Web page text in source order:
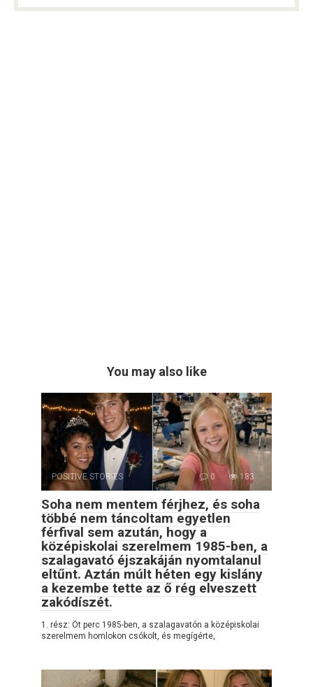
You may also like
POSITIVE STORIES 0 183
Soha nem mentem férjhez, és soha
többé nem táncoltam egyetlen
férfival sem azután, hogy a
középiskolai szerelmem 1985-ben, a
szalagavató éjszakáján nyomtalanul
eltűnt. Aztán múlt héten egy kislány
a kezembe tette az ő rég elveszett
zakódíszét.
1. rész: Öt perc 1985-ben, a szalagavatón a középiskolai
szerelmem homlokon csókolt, és megígérte,